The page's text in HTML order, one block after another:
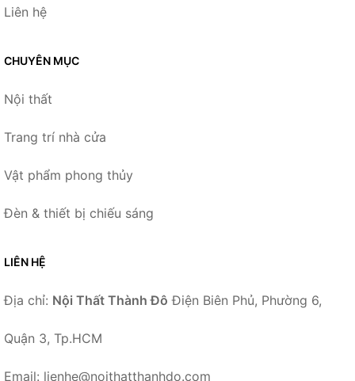
Liên hệ
CHUYÊN MỤC
Nội thất
Trang trí nhà cửa
Vật phẩm phong thủy
Đèn & thiết bị chiếu sáng
LIÊN HỆ
Địa chỉ: Nội Thất Thành Đô Điện Biên Phủ, Phường 6,
Quận 3, Tp.HCM
Email: lienhe@noithatthanhdo.com